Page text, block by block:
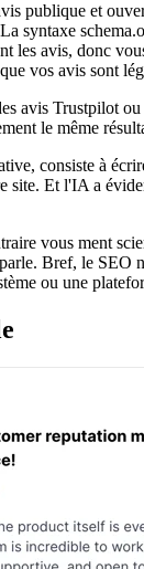
publique et
syntaxe
les avis, donc
vos avis sont
avis Trustpilot
le même
consiste à
site. Et l'IA a
vous ment
Bref, le SEO
ou une